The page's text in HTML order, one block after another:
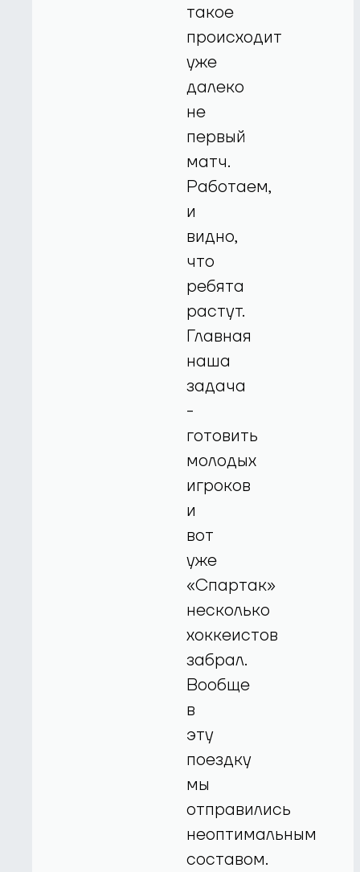
такое
происходит
уже
далеко
не
первый
матч.
Работаем,
и
видно,
что
ребята
растут.
Главная
наша
задача
-
готовить
молодых
игроков
и
вот
уже
«Спартак»
несколько
хоккеистов
забрал.
Вообще
в
эту
поездку
мы
отправились
неоптимальным
составом.